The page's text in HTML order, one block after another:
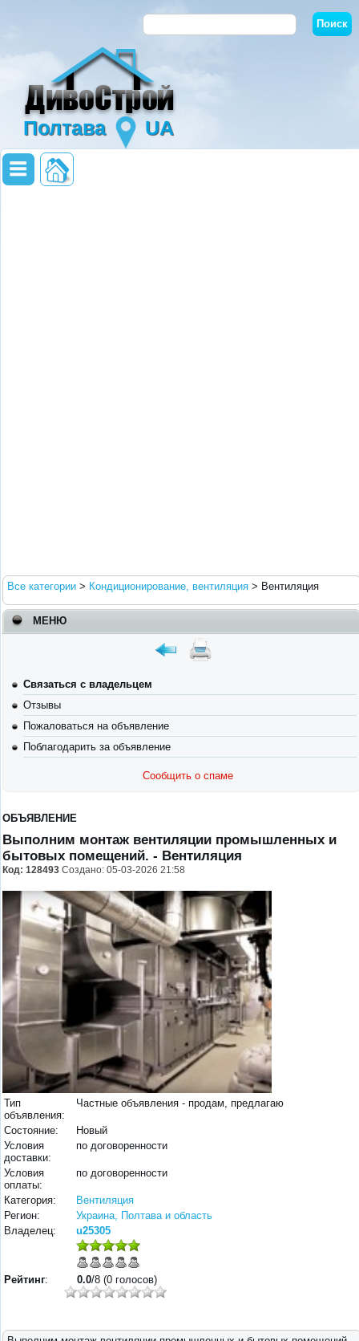
Полтава UA
Все категории > Кондиционирование, вентиляция > Вентиляция
МЕНЮ
Связаться с владельцем
Отзывы
Пожаловаться на объявление
Поблагодарить за объявление
Сообщить о спаме
ОБЪЯВЛЕНИЕ
Выполним монтаж вентиляции промышленных и
бытовых помещений. - Вентиляция
Код: 128493 Создано: 05-03-2026 21:58
Тип
объявления:
Частные объявления - продам, предлагаю
Состояние:
Новый
Условия
доставки:
по договоренности
Условия
оплаты:
по договоренности
Категория:
Вентиляция
Регион:
Украина, Полтава и область
Владелец:
u25305
Рейтинг: 0.0/8 (0 голосов)